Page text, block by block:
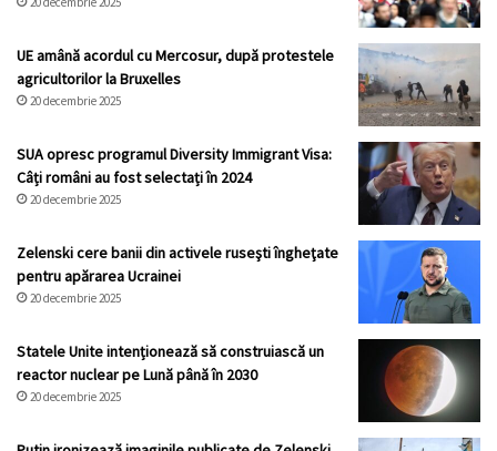
UE amână acordul cu Mercosur, după protestele
agricultorilor la Bruxelles
20 decembrie 2025
SUA opresc programul Diversity Immigrant Visa:
Câți români au fost selectați în 2024
20 decembrie 2025
Zelenski cere banii din activele ruseşti îngheţate
pentru apărarea Ucrainei
20 decembrie 2025
Statele Unite intenționează să construiască un
reactor nuclear pe Lună până în 2030
20 decembrie 2025